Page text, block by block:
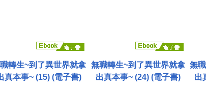
轉生~到了異世界就拿
真本事~ (15) (電子書)
無職轉生~到了異世界就拿
出真本事~ (24) (電子書)
無
出